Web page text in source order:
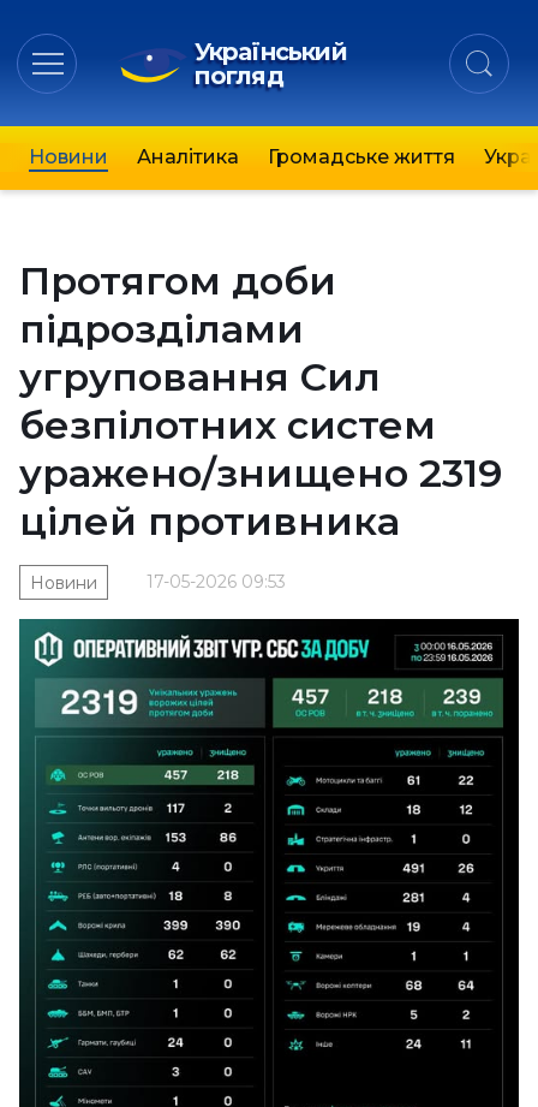
Український
погляд
Новини Аналітика Громадське життя
Протягом доби
підрозділами
угруповання Сил
безпілотних систем
уражено/знищено 2319
цілей противника
17-05-2026 09:53
Новини